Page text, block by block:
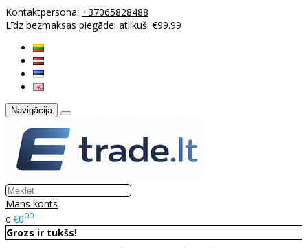
Kontaktpersona: +37065828488
Līdz bezmaksas piegādei atlikuši €99.99
Navigācija
Mans konts
0 €000
Grozs ir tukšs!